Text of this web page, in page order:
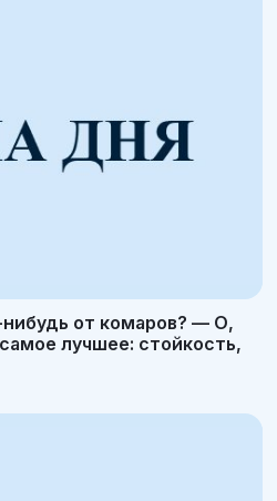
от комаров? — О,
лучшее: стойкость,